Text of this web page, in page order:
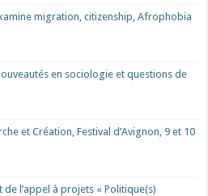
migration, citizenship, Afrophobia
en sociologie et questions de
et Création, Festival d’Avignon, 9 et 10
l’appel à projets « Politique(s)